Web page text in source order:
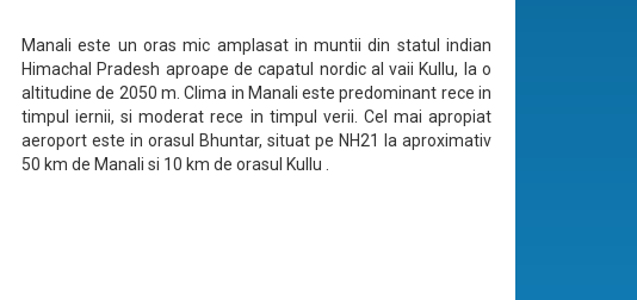
Manali este un oras mic amplasat in muntii din statul indian
Himachal Pradesh aproape de capatul nordic al vaii Kullu, la o
altitudine de 2050 m. Clima in Manali este predominant rece in
timpul iernii, si moderat rece in timpul verii. Cel mai apropiat
aeroport este in orasul Bhuntar, situat pe NH21 la aproximativ
50 km de Manali si 10 km de orasul Kullu .